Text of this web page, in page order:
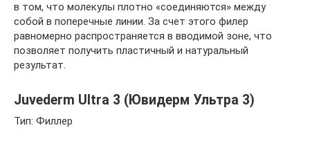
в том, что молекулы плотно «соединяются» между
собой в поперечные линии. За счет этого филер
равномерно распространяется в вводимой зоне, что
позволяет получить пластичный и натуральный
результат.
Juvederm Ultra 3 (Ювидерм Ультра 3)
Тип: Филлер